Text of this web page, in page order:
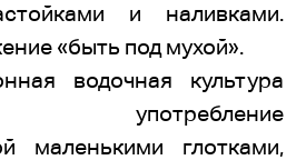
и наливками.
«быть под мухой».
водочная культура
употребление
маленькими глотками,